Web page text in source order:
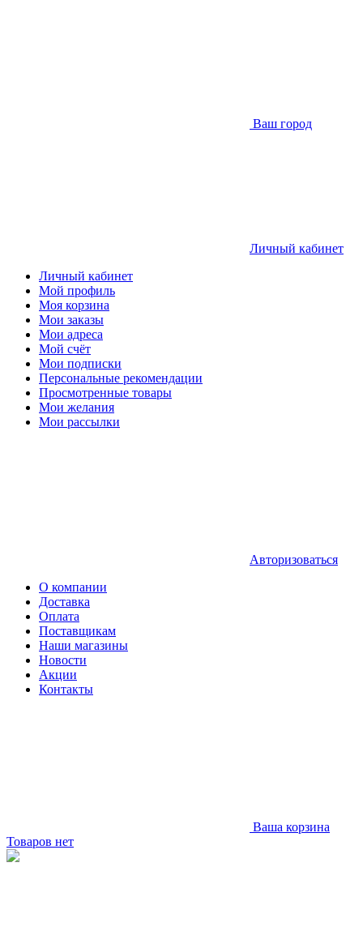
Ваш город
Личный кабинет
Личный кабинет
Мой профиль
Моя корзина
Мои заказы
Мои адреса
Мой счёт
Мои подписки
Персональные рекомендации
Просмотренные товары
Мои желания
Мои рассылки
Авторизоваться
О компании
Доставка
Оплата
Поставщикам
Наши магазины
Новости
Акции
Контакты
Ваша корзина
Товаров нет